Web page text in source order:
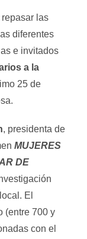
las
diferentes
e invitados
a la
25 de
, presidenta de
MUJERES
DE
El
(entre 700 y
con el